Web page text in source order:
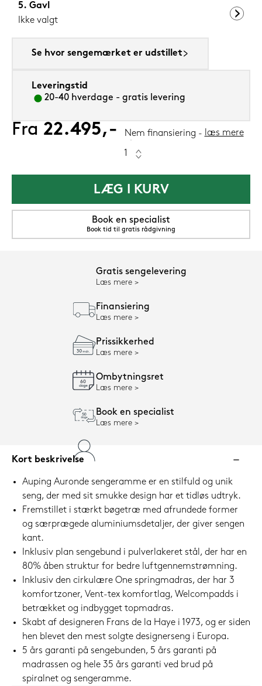
Gavl
Ikke valgt
Se hvor sengemærket er udstillet
Leveringstid
20-40 hverdage - gratis levering
Fra 22.495,- Nem finansiering læs mere
LÆG I KURV
Book en specialist
Book tid til gratis rådgivning
Gratis sengelevering
Læs mere
Finansiering
Læs mere
Prissikkerhed
Læs mere
Ombytningsret
Læs mere
Book en specialist
Læs mere
Kort beskrivelse
Auping Auronde sengeramme er en stilfuld og unik
seng, der med sit smukke design har et tidløs udtryk.
Fremstillet i stærkt bøgetræ med afrundede former
og særprægede aluminiumsdetaljer, der giver sengen
kant.
Inklusiv plan sengebund i pulverlakeret stål, der har en
80% åben struktur for bedre luftgennemstrømning.
Inklusiv den cirkulære One springmadras, der har 3
komfortzoner, Vent-tex komfortlag, Welcompadds i
betrækket og indbygget topmadras.
Skabt af designeren Frans de la Haye i 1973, og er siden
hen blevet den mest solgte designerseng i Europa.
5 års garanti på sengebunden, 5 års garanti på
madrassen og hele 35 års garanti ved brud på
spiralnet og sengeramme.